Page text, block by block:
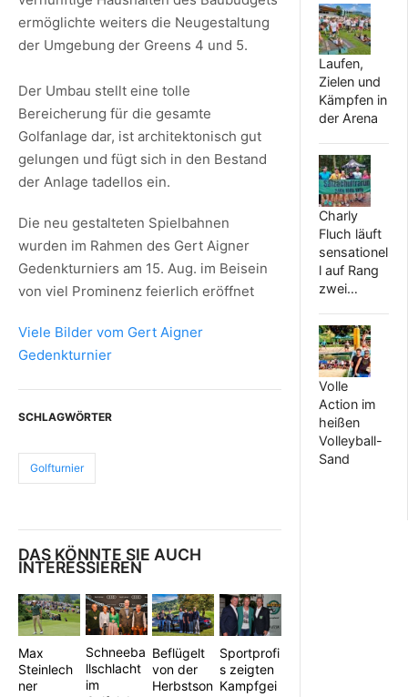
ermöglichte weiters die Neugestaltung
der Umgebung der Greens 4 und 5.
Der Umbau stellt eine tolle
Bereicherung für die gesamte
Golfanlage dar, ist architektonisch gut
gelungen und fügt sich in den Bestand
der Anlage tadellos ein.
Die neu gestalteten Spielbahnen
wurden im Rahmen des Gert Aigner
Gedenkturniers am 15. Aug. im Beisein
von viel Prominenz feierlich eröffnet
Viele Bilder vom Gert Aigner
Gedenkturnier
SCHLAGWÖRTER
Golfturnier
DAS KÖNNTE SIE AUCH
INTERESSIEREN
Max
Steinlech
ner
Schneeba
llschlacht
im
Beflügelt
von der
Herbstson
Sportprofi
s zeigten
Kampfgei
Laufen,
Zielen und
Kämpfen in
der Arena
Charly
Fluch läuft
sensationel
l auf Rang
zwei…
Volle
Action im
heißen
Volleyball-
Sand